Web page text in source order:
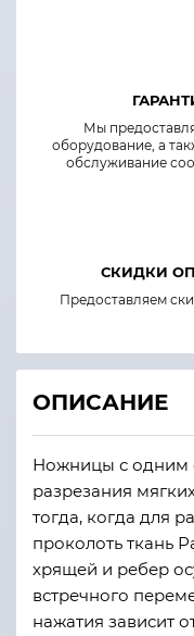
Мы
оборудование, а
обслуживание
СКИДКИ
Предоставляем
ОПИСАНИЕ
Ножницы с одним
разрезания
тогда, когда для
проколоть ткань
хрящей и ребер
встречного
нажатия зависит